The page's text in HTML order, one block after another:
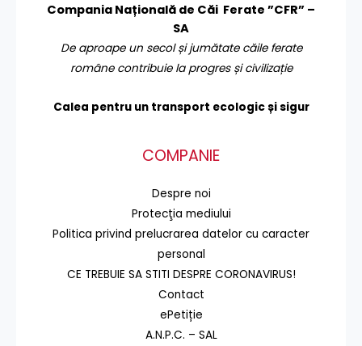
Compania Națională de Căi Ferate ”CFR” –
SA
De aproape un secol și jumătate căile ferate
române contribuie la progres și civilizație
Calea pentru un transport ecologic și sigur
COMPANIE
Despre noi
Protecţia mediului
Politica privind prelucrarea datelor cu caracter
personal
CE TREBUIE SA STITI DESPRE CORONAVIRUS!
Contact
ePetiție
A.N.P.C. – SAL